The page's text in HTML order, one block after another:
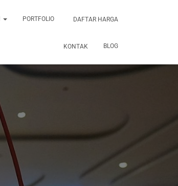
PORTFOLIO DAFTAR HARGA
KONTAK BLOG